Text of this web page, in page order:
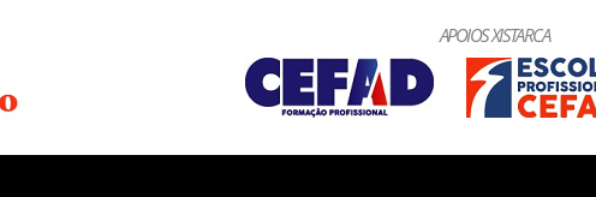
APOIOS XISTARCA